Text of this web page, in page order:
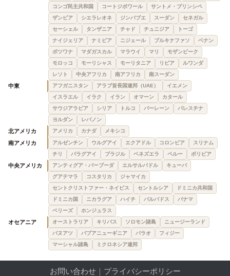
コンゴ民主共和国
コートジボワール
サントメ・プリンシペ
ザンビア
シエラレオネ ジンバブエ スーダン
セネガル
セーシェル
タンザニア チャド チュニジア
トーゴ
ナイジェリア
ナミビア ニジェール ブルキナファソ
ベナン
ボツワナ
マダガスカル マラウイ マリ
モザンビーク
モロッコ
モーリシャス モーリタニア リビア
ルワンダ
レソト
中央アフリカ 南アフリカ 南スーダン
中東 アフガニスタン アラブ首長国連邦（UAE）
イエメン
イスラエル
イラク イラン オマーン
カタール
サウジアラビア
シリア トルコ バーレーン
パレスチナ
ヨルダン
レバノン
北アメリカ アメリカ カナダ メキシコ
南アメリカ アルゼンチン ウルグアイ エクアドル コロンビア
スリナム
チリ
パラグアイ ブラジル ベネズエラ ペルー ボリビア
中央アメリカ アンティグア・バーブーダ エルサルバドル
キューバ
グアテマラ
コスタリカ
ジャマイカ
セントクリストファー・ネイビス
セントルシア
ドミニカ共和国
ドミニカ国
ニカラグア ハイチ バルバドス
パナマ
ベリーズ
ホンジュラス
オセアニア オーストラリア キリバス ソロモン諸島
ニュージーランド
バヌアツ
パプアニューギニア パラオ
フィジー
マーシャル諸島
ミクロネシア連邦
お問い合わせ｜ プライバシーポリシー